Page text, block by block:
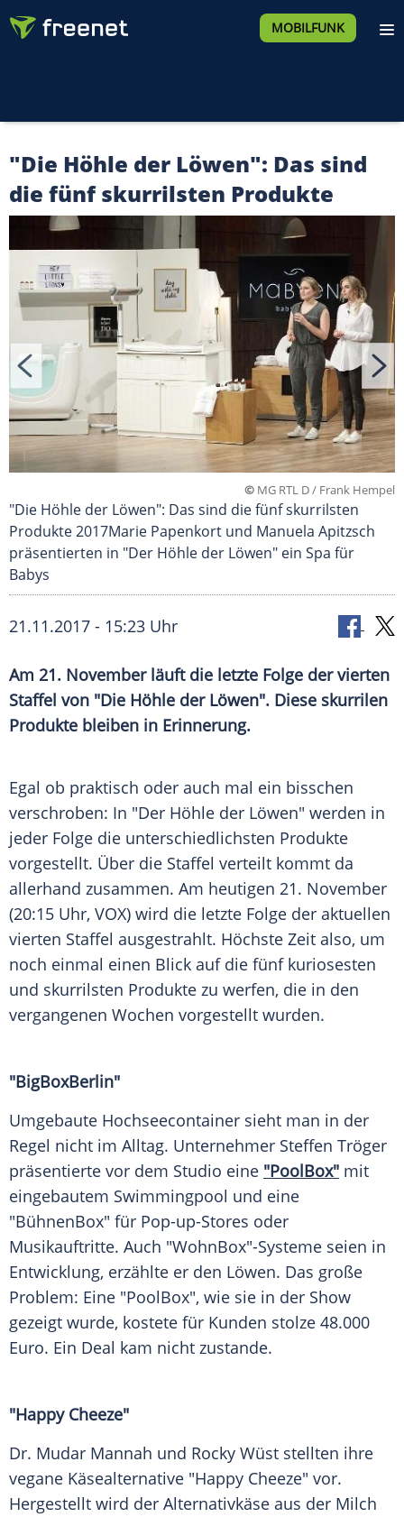
MOBILFUNK
"Die Höhle der Löwen": Das sind
die fünf skurrilsten Produkte
© MG RTL D / Frank Hempel
"Die Höhle der Löwen": Das sind die fünf skurrilsten
Produkte 2017Marie Papenkort und Manuela Apitzsch
präsentierten in "Der Höhle der Löwen" ein Spa für
Babys
21.11.2017 - 15:23 Uhr
Am 21. November läuft die letzte Folge der vierten
Staffel von "Die Höhle der Löwen". Diese skurrilen
Produkte bleiben in Erinnerung.
Egal ob praktisch oder auch mal ein bisschen
verschroben: In "Der Höhle der Löwen" werden in
jeder Folge die unterschiedlichsten Produkte
vorgestellt. Über die Staffel verteilt kommt da
allerhand zusammen. Am heutigen 21. November
(20:15 Uhr, VOX) wird die letzte Folge der aktuellen
vierten Staffel ausgestrahlt. Höchste Zeit also, um
noch einmal einen Blick auf die fünf kuriosesten
und skurrilsten Produkte zu werfen, die in den
vergangenen Wochen vorgestellt wurden.
"BigBoxBerlin"
Umgebaute Hochseecontainer sieht man in der
Regel nicht im Alltag. Unternehmer Steffen Tröger
präsentierte vor dem Studio eine "PoolBox" mit
eingebautem Swimmingpool und eine
"BühnenBox" für Pop-up-Stores oder
Musikauftritte. Auch "WohnBox"-Systeme seien in
Entwicklung, erzählte er den Löwen. Das große
Problem: Eine "PoolBox", wie sie in der Show
gezeigt wurde, kostete für Kunden stolze 48.000
Euro. Ein Deal kam nicht zustande.
"Happy Cheeze"
Dr. Mudar Mannah und Rocky Wüst stellten ihre
vegane Käsealternative "Happy Cheeze" vor.
Hergestellt wird der Alternativkäse aus der Milch